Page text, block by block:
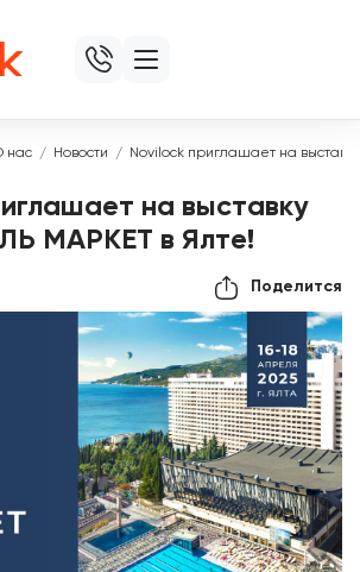
нас Новости Novilock приглашает на
на выставку
МАРКЕТ в Ялте!
Поделится